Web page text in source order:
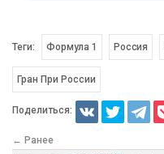
Теги: Формула 1 Россия
Гран При России
Поделиться:
← Ранее